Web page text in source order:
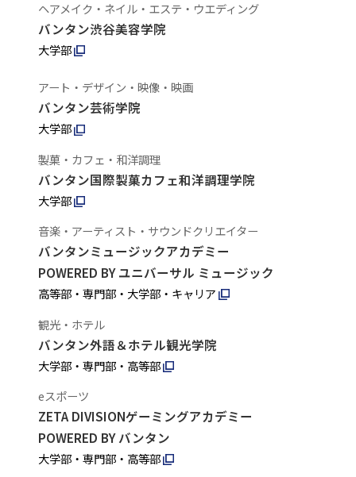
ヘアメイク・ネイル・エステ・ウエディング
バンタン渋谷美容学院
大学部
アート・デザイン・映像・映画
バンタン芸術学院
大学部
製菓・カフェ・和洋調理
バンタン国際製菓カフェ和洋調理学院
大学部
音楽・アーティスト・サウンドクリエイター
バンタンミュージックアカデミー
POWERED BY ユニバーサル ミュージック
高等部・専門部・大学部・キャリア
観光・ホテル
バンタン外語＆ホテル観光学院
大学部・専門部・高等部
eスポーツ
ZETA DIVISIONゲーミングアカデミー
POWERED BY バンタン
大学部・専門部・高等部